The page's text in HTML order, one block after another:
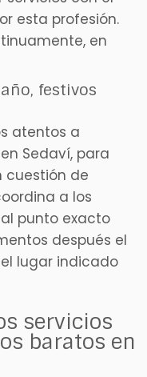
esta profesión.
en
festivos
atentos a
Sedaví, para
cuestión de
a los
punto exacto
después el
lugar indicado
servicios
baratos en